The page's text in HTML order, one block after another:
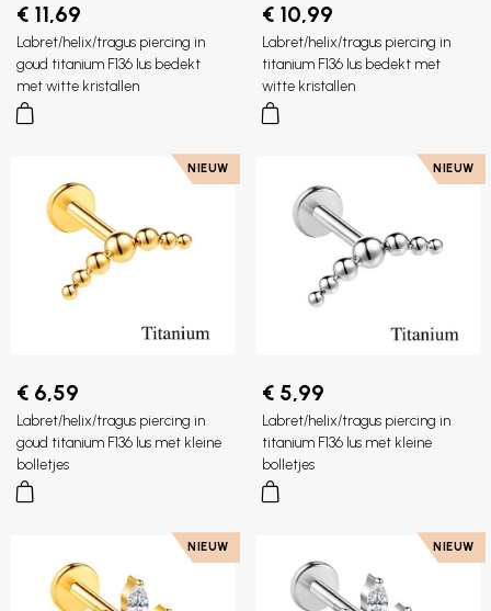
€ 11,69
Labret/helix/tragus piercing in
goud titanium F136 lus bedekt
met witte kristallen
€ 10,99
Labret/helix/tragus piercing in
titanium F136 lus bedekt met
witte kristallen
NIEUW
€ 6,59
Labret/helix/tragus piercing in
goud titanium F136 lus met kleine
bolletjes
NIEUW
€ 5,99
Labret/helix/tragus piercing in
titanium F136 lus met kleine
bolletjes
NIEUW NIEUW